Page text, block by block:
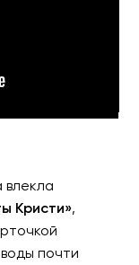
влекла
Кристи»,
почти